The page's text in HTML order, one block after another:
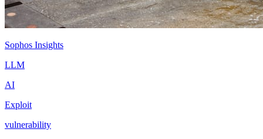
Sophos Insights
LLM
AI
Exploit
vulnerability